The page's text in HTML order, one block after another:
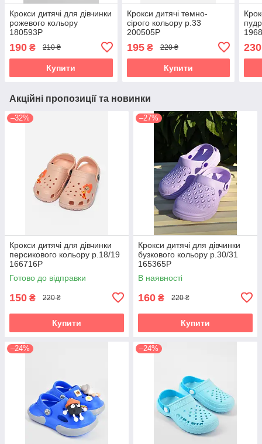
Крокси дитячі для дівчинки
рожевого кольору
180593P
190 ₴ 210 ₴
Купити
Крокси дитячі темно-
сірого кольору р.33
200505P
195₴ 220 ₴
Купити
230
Акційні пропозиції та новинки
–32%
Крокси дитячі для дівчинки
персикового кольору р.18/19
166716P
Готово до відправки
150 ₴ 220 ₴
Купити
–27%
Крокси дитячі для дівчинки
бузкового кольору р.30/31
165365P
В наявності
160 ₴ 220 ₴
Купити
–24% –24%